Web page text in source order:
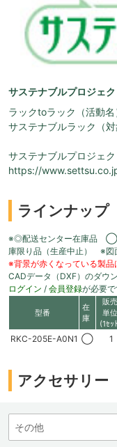
サステナブルプロジェク
ラックtoラック（活動名
サステナブルラック（対
サステナブルプロジェ
https://
ラインナップ
※◎配送センター在庫品
庫限り品（生産中止） ※図
※背景が赤くなっている製
CADデータ（DXF）のダウ
ログイン / 会員登録が必要で
型番
在
庫
販売
単位
(1ｾｯ
RKC-205E-A0N1 ◯ 1
アクセサリー